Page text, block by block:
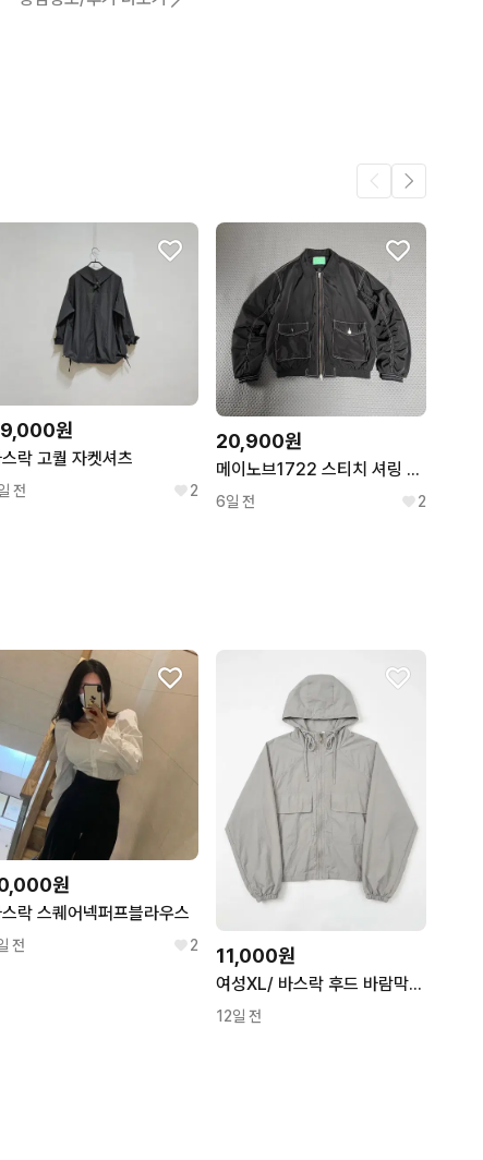
원
락 고퀄 자켓셔츠
전 2
20,900원
메이노브1722 스티치 셔링 점퍼
6일 전 2
원
락 스퀘어넥퍼프블라우스
전 2 11,000원
여성XL/ 바스락 후드 바람막이 점퍼 그레이
12일 전